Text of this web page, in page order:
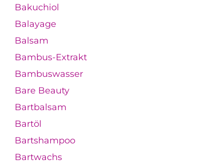
Bakuchiol
Balayage
Balsam
Bambus-Extrakt
Bambuswasser
Bare Beauty
Bartbalsam
Bartöl
Bartshampoo
Bartwachs